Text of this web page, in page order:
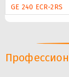
GE 240 ECR-2RS